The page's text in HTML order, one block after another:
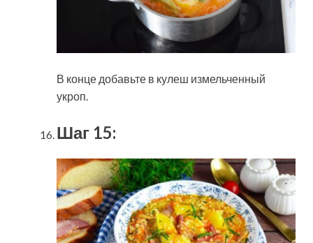
В конце добавьте в кулеш измельченный
укроп.
Шаг 15: